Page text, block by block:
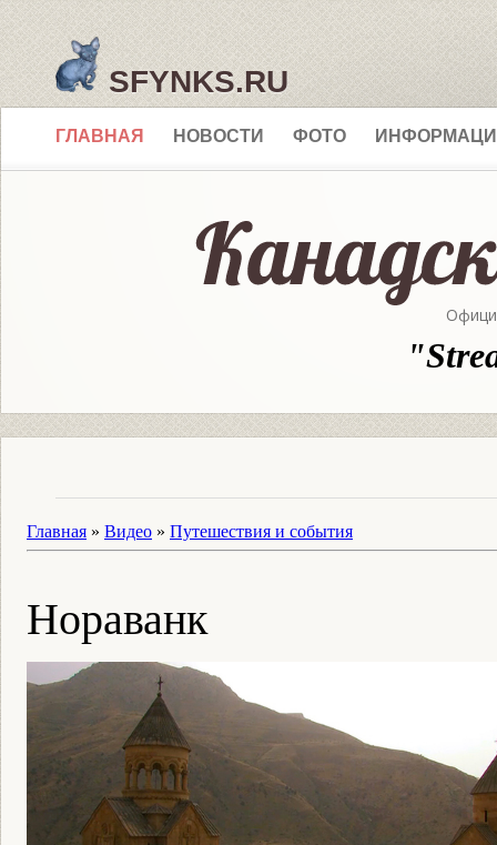
SFYNKS.RU
ГЛАВНАЯ НОВОСТИ ФОТО
Главная » Видео » Путешествия и события
Нораванк